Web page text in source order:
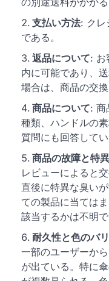
支払い方法: クレ
である。
返品について: お
内に可能であり、
場合は、商品の交
商品について: 商
種類、ハンドルの
質問にも回答してい
商品の故障と特
レビューによると
直後に特異な臭い
ての製品に当ては
該当するかは不明で
耐久性と色のバ
一部のユーザーか
が出ている。特に